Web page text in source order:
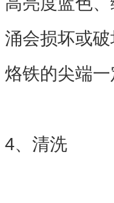
涌会损坏或
烙铁的尖端
4、清洗